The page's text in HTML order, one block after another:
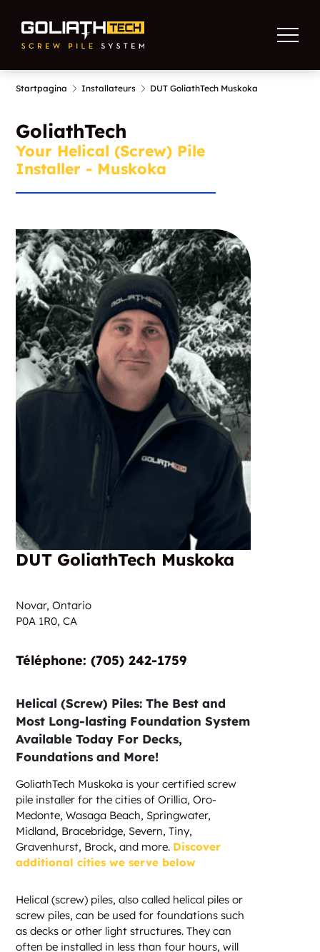
Startpagina Installateurs DUT GoliathTech Muskoka
GoliathTech
Your Helical (Screw) Pile
Installer - Muskoka
DUT GoliathTech Muskoka
Novar, Ontario
P0A 1R0,CA
Téléphone: (705) 242-1759
Helical (Screw) Piles: The Best and
Most Long-lasting Foundation System
Available Today For Decks,
Foundations and More!
GoliathTech Muskoka is your certified screw
pile installer for the cities of Orillia, Oro-
Medonte, Wasaga Beach, Springwater,
Midland, Bracebridge, Severn, Tiny,
Gravenhurst, Brock, and more. Discover
additional cities we serve below
Helical (screw) piles, also called helical piles or
screw piles, can be used for foundations such
as decks or other light structures. They can
often be installed in less than four hours, will